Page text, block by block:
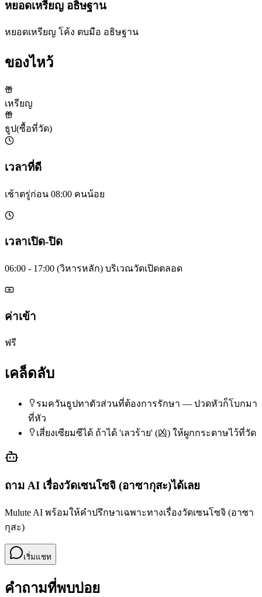
หยอดเหรียญ อธิษฐาน
หยอดเหรียญ โค้ง ตบมือ อธิษฐาน
ของไหว้
เหรียญ
ธูป(ซื้อที่วัด)
เวลาที่ดี
เช้าตรู่ก่อน 08:00 คนน้อย
เวลาเปิด-ปิด
06:00 - 17:00 (วิหารหลัก) บริเวณวัดเปิดตลอด
ค่าเข้า
ฟรี
เคล็ดลับ
รมควันธูปทาตัวส่วนที่ต้องการรักษา — ปวดหัวก็โบกมา
ที่หัว
เสี่ยงเซียมซีได้ ถ้าได้ 'เลวร้าย' (凶) ให้ผูกกระดาษไว้ที่วัด
ถาม AI เรื่องวัดเซนโซจิ (อาซากุสะ)ได้เลย
Mulute AI พร้อมให้คำปรึกษาเฉพาะทางเรื่องวัดเซนโซจิ (อาซา
กุสะ)
เริ่มแชท
คำถามที่พบบ่อย